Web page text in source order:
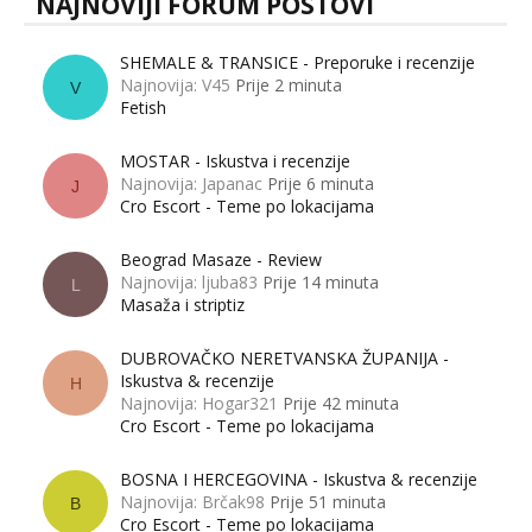
V
SHEMALE & TRANSICE - Preporuke i recenzije
Najnovija: V45 Prije 2 minuta
Fetish
J
MOSTAR - Iskustva i recenzije
Najnovija: Japanac Prije 6 minuta
Cro Escort - Teme po lokacijama
L
Beograd Masaze - Review
Najnovija: ljuba83 Prije 14 minuta
Masaža i striptiz
H
DUBROVAČKO NERETVANSKA ŽUPANIJA -
Iskustva & recenzije
Najnovija: Hogar321 Prije 42 minuta
Cro Escort - Teme po lokacijama
B
BOSNA I HERCEGOVINA - Iskustva & recenzije
Najnovija: Brčak98 Prije 51 minuta
Cro Escort - Teme po lokacijama